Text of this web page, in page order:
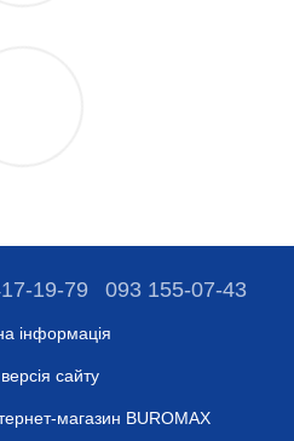
19-79 093 155-07-43
інформація
сайту
магазин BUROMAX